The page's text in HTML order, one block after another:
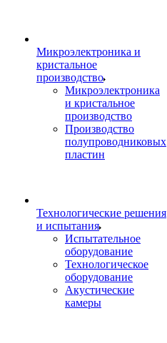
Микроэлектроника и
кристальное
производство
Микроэлектроника
и кристальное
производство
Производство
полупроводниковых
пластин
Технологические решения
и испытания
Испытательное
оборудование
Технологическое
оборудование
Акустические
камеры